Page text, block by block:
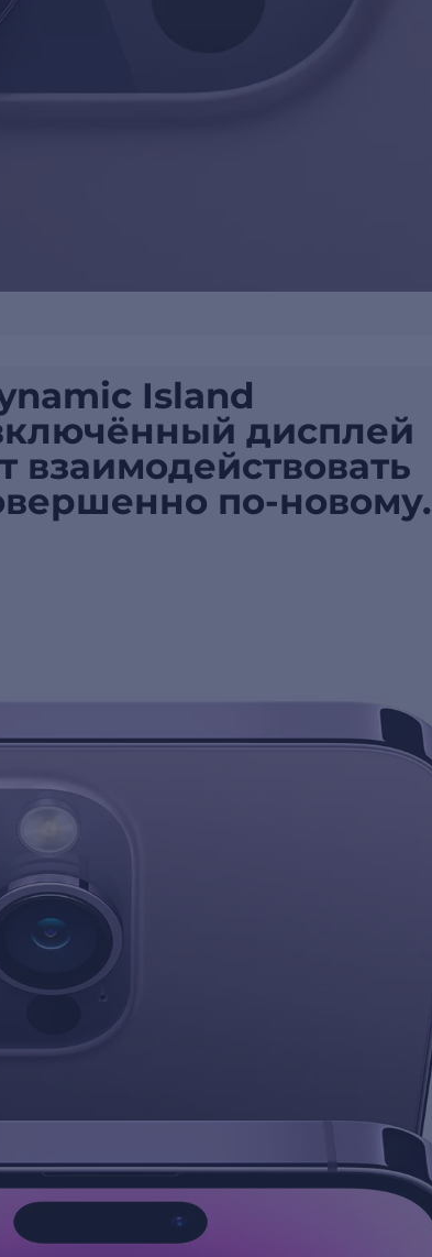
Island
дисплей
взаимодействовать
по-новому.